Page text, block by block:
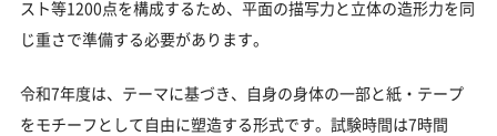
スト等1200点を構成するため、平面の描写力と立体の造形力を同
じ重さで準備する必要があります。
令和7年度は、テーマに基づき、自身の身体の一部と紙・テープ
をモチーフとして自由に塑造する形式です。試験時間は7時間